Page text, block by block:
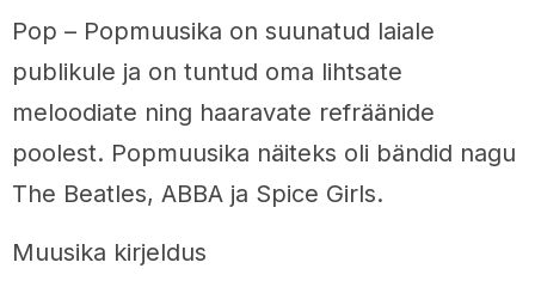
Pop – Popmuusika on suunatud laiale
publikule ja on tuntud oma lihtsate
meloodiate ning haaravate refräänide
poolest. Popmuusika näiteks oli bändid nagu
The Beatles, ABBA ja Spice Girls.
Muusika kirjeldus